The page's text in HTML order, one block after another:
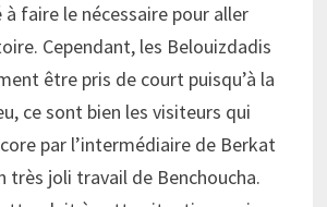
faire le nécessaire pour aller
Cependant, les Belouizdadis
être pris de court puisqu’à la
ce sont bien les visiteurs qui
par l’intermédiaire de Berkat
très joli travail de Benchoucha.